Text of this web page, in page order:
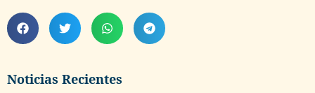
Noticias Recientes